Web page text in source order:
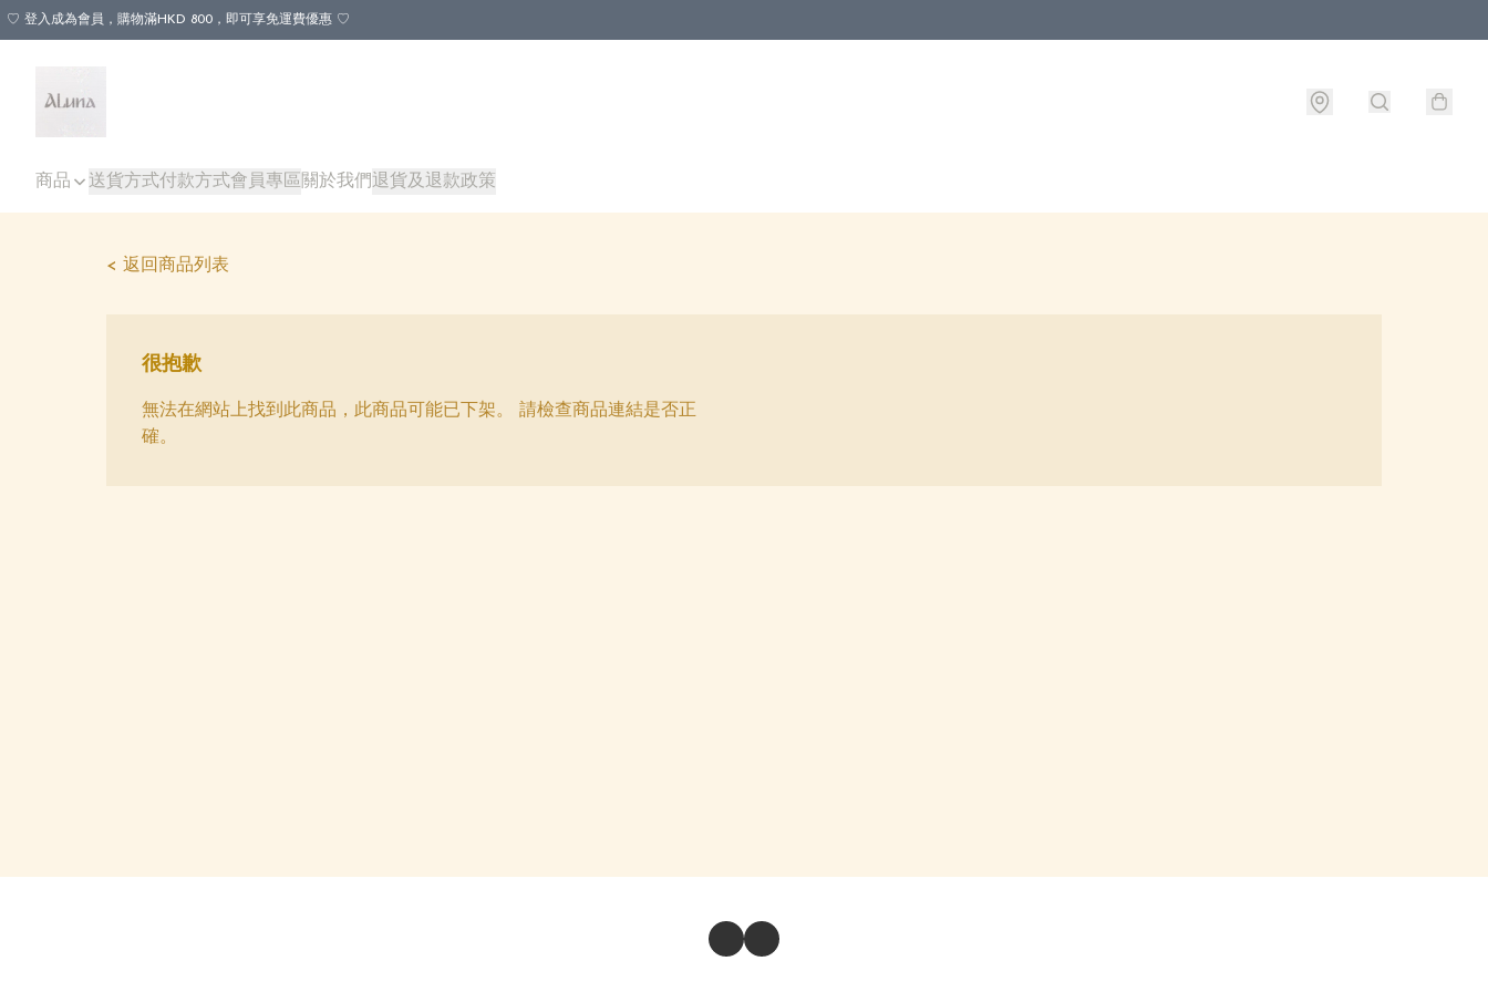
♡ 登入成為會員，購物滿HKD 800，即可享免運費優惠 ♡
商品 送貨方式付款方式會員專區 關於我們退貨及退款政策
< 返回商品列表
很抱歉
無法在網站上找到此商品，此商品可能已下架。 請檢查商品連結是否正
確。